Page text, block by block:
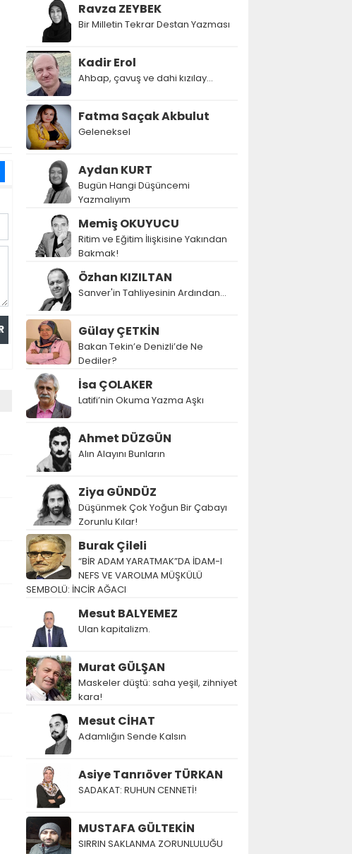
Ravza ZEYBEK
Bir Milletin Tekrar Destan Yazması
Kadir Erol
Ahbap, çavuş ve dahi kızılay...
Fatma Saçak Akbulut
Geleneksel
Aydan KURT
Bugün Hangi Düşüncemi
Yazmalıyım
Memiş OKUYUCU
Ritim ve Eğitim İlişkisine Yakından
Bakmak!
Özhan KIZILTAN
Sanver'in Tahliyesinin Ardından…
Gülay ÇETKİN
Bakan Tekin’e Denizli’de Ne
Dediler?
İsa ÇOLAKER
Latifi’nin Okuma Yazma Aşkı
Ahmet DÜZGÜN
Alın Alayını Bunların
Ziya GÜNDÜZ
Düşünmek Çok Yoğun Bir Çabayı
Zorunlu Kılar!
Burak Çileli
“BİR ADAM YARATMAK”DA İDAM-I
NEFS VE VAROLMA MÜŞKÜLÜ
SEMBOLÜ: İNCİR AĞACI
Mesut BALYEMEZ
Ulan kapitalizm.
Murat GÜLŞAN
Maskeler düştü: saha yeşil, zihniyet
kara!
Mesut CİHAT
Adamlığın Sende Kalsın
Asiye Tanrıöver TÜRKAN
SADAKAT: RUHUN CENNETİ!
MUSTAFA GÜLTEKİN
SIRRIN SAKLANMA ZORUNLULUĞU